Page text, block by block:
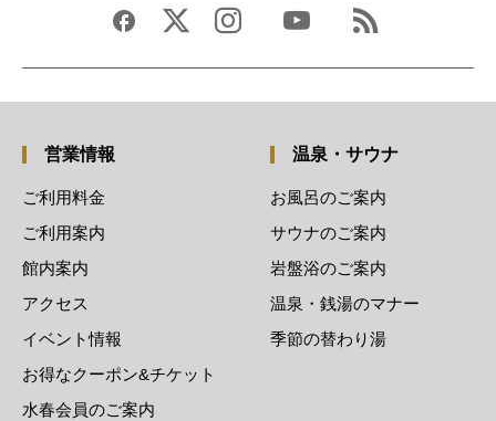
営業情報
ご利用料金
ご利用案内
館内案内
アクセス
イベント情報
お得なクーポン&チケット
水春会員のご案内
温泉・サウナ
お風呂のご案内
サウナのご案内
岩盤浴のご案内
温泉・銭湯のマナー
季節の替わり湯